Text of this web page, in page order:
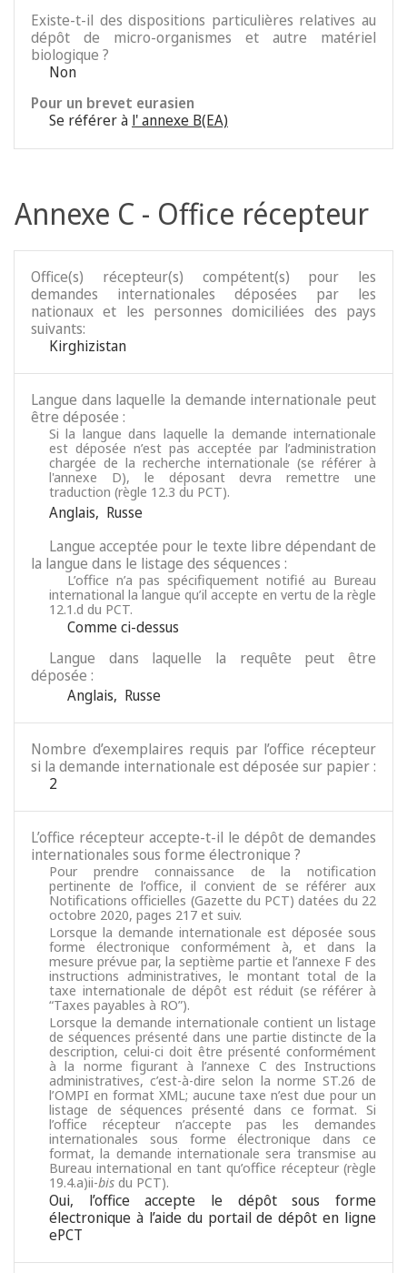
Existe-t-il des dispositions particulières relatives au
dépôt de micro-organismes et autre matériel
biologique ?
Non
Pour un brevet eurasien
Se référer à l' annexe B(EA)
Annexe C - Office récepteur
Office(s) récepteur(s) compétent(s) pour les
demandes internationales déposées par les
nationaux et les personnes domiciliées des pays
suivants:
Kirghizistan
Langue dans laquelle la demande internationale peut
être déposée :
Si la langue dans laquelle la demande internationale
est déposée n’est pas acceptée par l’administration
chargée de la recherche internationale (se référer à
l'annexe D), le déposant devra remettre une
traduction (règle 12.3 du PCT).
Anglais, Russe
Langue acceptée pour le texte libre dépendant de
la langue dans le listage des séquences :
L’office n’a pas spécifiquement notifié au Bureau
international la langue qu’il accepte en vertu de la règle
12.1.d du PCT.
Comme ci-dessus
Langue dans laquelle la requête peut être
déposée :
Anglais, Russe
Nombre d’exemplaires requis par l’office récepteur
si la demande internationale est déposée sur papier :
2
L’office récepteur accepte-t-il le dépôt de demandes
internationales sous forme électronique ?
Pour prendre connaissance de la notification
pertinente de l’office, il convient de se référer aux
Notifications officielles (Gazette du PCT) datées du 22
octobre 2020, pages 217 et suiv.
Lorsque la demande internationale est déposée sous
forme électronique conformément à, et dans la
mesure prévue par, la septième partie et l’annexe F des
instructions administratives, le montant total de la
taxe internationale de dépôt est réduit (se référer à
“Taxes payables à RO”).
Lorsque la demande internationale contient un listage
de séquences présenté dans une partie distincte de la
description, celui-ci doit être présenté conformément
à la norme figurant à l’annexe C des Instructions
administratives, c’est-à-dire selon la norme ST.26 de
l’OMPI en format XML; aucune taxe n’est due pour un
listage de séquences présenté dans ce format. Si
l’office récepteur n’accepte pas les demandes
internationales sous forme électronique dans ce
format, la demande internationale sera transmise au
Bureau international en tant qu’office récepteur (règle
19.4.a)ii-bis du PCT).
Oui, l’office accepte le dépôt sous forme
électronique à l’aide du portail de dépôt en ligne
ePCT